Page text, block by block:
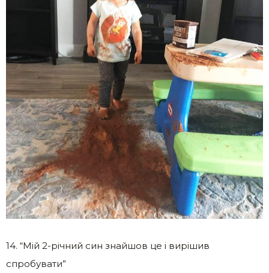
14. “Мій 2-річний син знайшов це і вирішив
спробувати”